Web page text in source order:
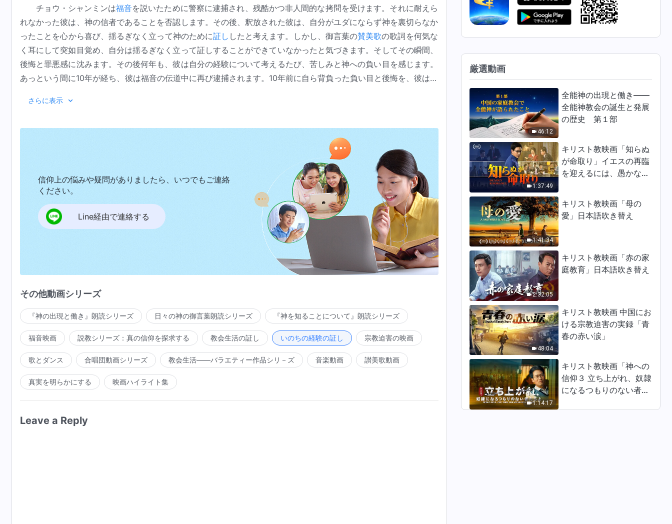
クリスチャン映画「火のバプテ
スマ」予告編 日本語吹き替え
2:58
クリスチャン映画「天国の民」
3:04
クリスチャン映画「私は善
人！」予告編 日本語吹き替え
2:58
クリスチャン映画「救い」真の
救いとは何か 予告編 日本語吹
き替え
チョウ・シャンミンは福音を説いたために警察に逮捕され、残酷かつ非人間的な拷問を受けます。それに耐えら
れなかった彼は、神の信者であることを否認します。その後、釈放された彼は、自分がユダにならず神を裏切らなか
ったことを心から喜び、揺るぎなく立って神のために証し したと考えます。しかし、御言葉の賛美歌の歌詞を何気な
く耳にして突如目覚め、自分は揺るぎなく立って証しすることができていなかったと気づきます。そしてその瞬間、
後悔と罪悪感に沈みます。その後何年も、彼は自分の経験について考えるたび、苦しみと神への負い目を感じます。
あっという間に10年が経ち、彼は福音の伝道中に再び逮捕されます。10年前に自ら背負った負い目と後悔を、彼は埋
さらに表示
信仰上の悩みや疑問がありましたら、いつでもご連絡
ください。
Line経由で連絡する
その他動画シリーズ
『神の出現と働き』朗読シリーズ 日々の神の御言葉朗読シリーズ 『神を知ることについて』朗読シリーズ
福音映画 説教シリーズ：真の信仰を探求する 教会生活の証し いのちの経験の証し 宗教迫害の映画
歌とダンス 合唱団動画シリーズ 教会生活――バラエティー作品シリ－ズ 音楽動画 讃美歌動画
真実を明らかにする 映画ハイライト集
Leave a Reply
厳選動画
46:12
全能神の出現と働き——
全能神教会の誕生と発展
の歴史 第１部
1:37:49
キリスト教映画「知らぬ
が命取り」イエスの再臨
を迎えるには、愚かな乙
1:41:34
キリスト教映画「母の
愛」日本語吹き替え
2:32:05
キリスト教映画「赤の家
庭教育」日本語吹き替え
48:04
キリスト教映画 中国にお
ける宗教迫害の実録「青
春の赤い涙」
1:14:17
キリスト教映画「神への
信仰３ 立ち上がれ、奴隷
になるつもりのない者た